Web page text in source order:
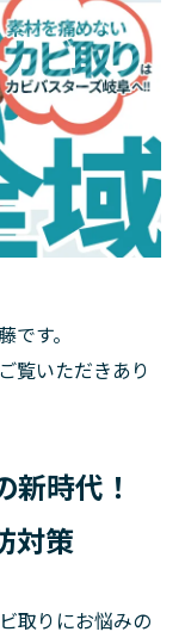
す。
覧いただきあり
時代！
対策
取りにお悩みの